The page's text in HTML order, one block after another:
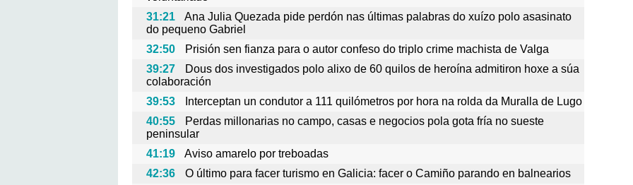
31:21
Ana Julia Quezada pide perdón nas últimas palabras do xuízo polo asasinato
do pequeno Gabriel
32:50
Prisión sen fianza para o autor confeso do triplo crime machista de Valga
39:27
Dous dos investigados polo alixo de 60 quilos de heroína admitiron hoxe a súa
colaboración
39:53
Interceptan un condutor a 111 quilómetros por hora na rolda da Muralla de Lugo
40:55
Perdas millonarias no campo, casas e negocios pola gota fría no sueste
peninsular
41:19
Aviso amarelo por treboadas
42:36
O último para facer turismo en Galicia: facer o Camiño parando en balnearios